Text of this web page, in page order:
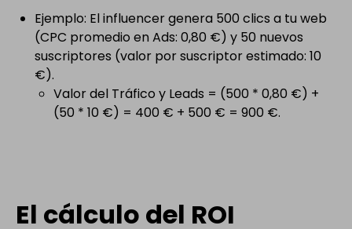
Ejemplo: El influencer genera 500 clics a tu web
(CPC promedio en Ads: 0,80 €) y 50 nuevos
suscriptores (valor por suscriptor estimado: 10
€).
Valor del Tráfico y Leads = (500 * 0,80 €) +
(50 * 10 €) = 400 € + 500 € = 900 €.
El cálculo del ROI